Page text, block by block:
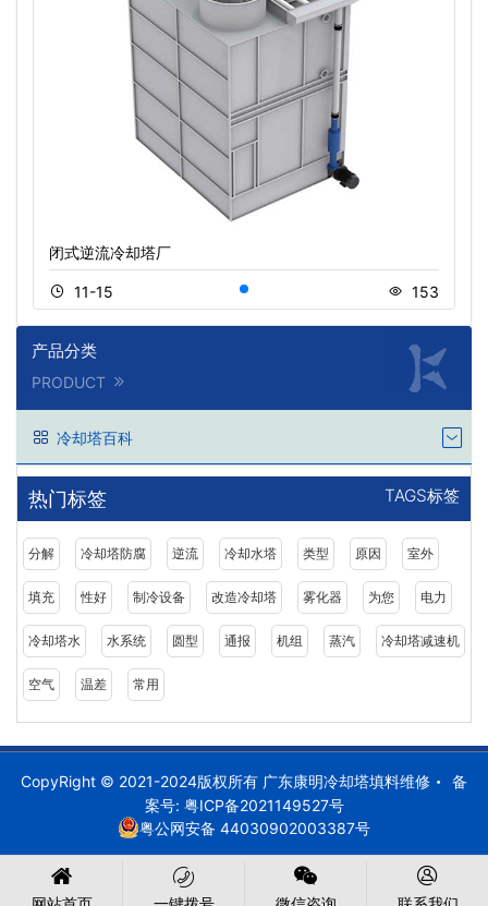
闭式逆流冷却塔厂
11-15 153
产品分类
PRODUCT
冷却塔百科
热门标签 TAGS标签
分解 冷却塔防腐 逆流 冷却水塔 类型 原因 室外
填充 性好 制冷设备 改造冷却塔 雾化器 为您 电力
冷却塔水 水系统 圆型 通报 机组 蒸汽 冷却塔减速机
空气 温差 常用
CopyRight © 2021-2024版权所有 广东康明冷却塔填料维修
备
案号: 粤ICP备2021149527号
粤公网安备 44030902003387号